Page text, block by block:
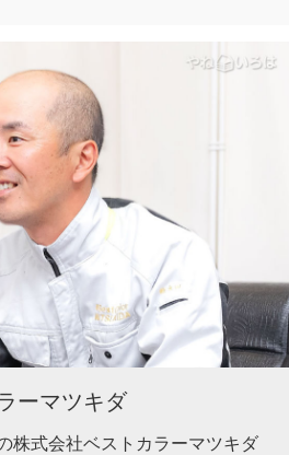
ーマツキダ
株式会社ベストカラーマツキダ